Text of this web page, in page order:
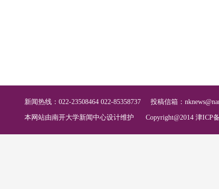
新闻热线：022-23508464 022-85358737 投稿信箱：
本网站由南开大学新闻中心设计维护 Copyright@2014 津ICP